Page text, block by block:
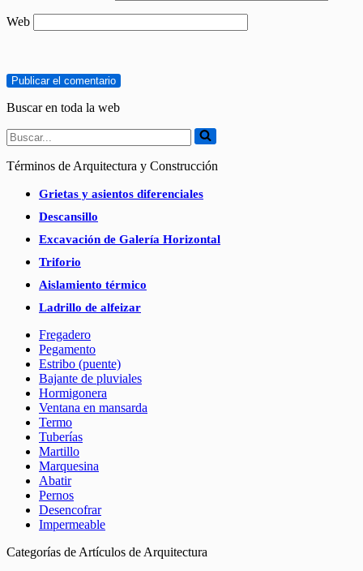
Web
Buscar en toda la web
Buscar...
Términos de Arquitectura y Construcción
Grietas y asientos diferenciales
Descansillo
Excavación de Galería Horizontal
Triforio
Aislamiento térmico
Ladrillo de alfeizar
Fregadero
Pegamento
Estribo (puente)
Bajante de pluviales
Hormigonera
Ventana en mansarda
Termo
Tuberías
Martillo
Marquesina
Abatir
Pernos
Desencofrar
Impermeable
Categorías de Artículos de Arquitectura